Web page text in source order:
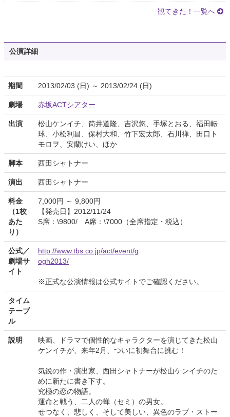
観てきた！一覧へ
公演詳細
期間 2013/02/03 (日) ～ 2013/02/24 (日)
劇場 赤坂ACTシアター
出演
松山ケンイチ、筒井道隆、吉沢悠、手塚とおる、福田転
球、小松利昌、保村大和、竹下宏太郎、石川禅、田口ト
モロヲ、安蘭けい、ほか
脚本 西田シャトナー
演出 西田シャトナー
料金
（1枚
あた
り）
7,000円 ～ 9,800円
【発売日】2012/11/24
S席：\9800/ A席：\7000（全席指定・税込）
公式／
劇場サ
イト
http://www.tbs.co.jp/act/event/g
ogh2013/
※正式な公演情報は公式サイトでご確認ください。
タイム
テーブ
ル
説明
映画、ドラマで個性的なキャラクターを演じてきた松山
ケンイチが、来年2月、ついに初舞台に挑む！
気鋭の作・演出家、西田シャトナーが松山ケンイチのた
めに新たに書き下す。
究極の恋の物語。
運命と戦う、二人の蝉（セミ）の男女。
せつなく、悲しく、そして美しい、異色のラブ・ストー